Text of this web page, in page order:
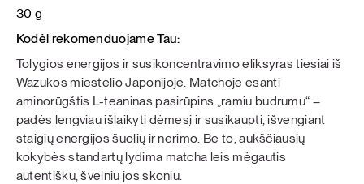
30 g
Kodėl rekomenduojame Tau:
Tolygios energijos ir susikoncentravimo eliksyras tiesiai iš
Wazukos miestelio Japonijoje. Matchoje esanti
aminorūgštis L-teaninas pasirūpins „ramiu budrumu“ –
padės lengviau išlaikyti dėmesį ir susikaupti, išvengiant
staigių energijos šuolių ir nerimo. Be to, aukščiausių
kokybės standartų lydima matcha leis mėgautis
autentišku, švelniu jos skoniu.